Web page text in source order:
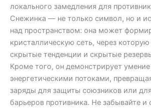
локального замедления для
Снежинка — не только символ, но и
над пространством: она может
кристаллическую сеть, через
скрытые тенденции и скрытые
Кроме того, он демонстрирует умение
энергетическими потоками,
заряды для защиты союзников или
барьеров противника. Не забывайте и